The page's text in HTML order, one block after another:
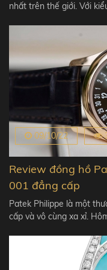
nhất trên thế giới. Với
09/10/22
Review đồng hồ
001 đẳng cấp
Patek Philippe là một
cấp và vô cùng xa xỉ.